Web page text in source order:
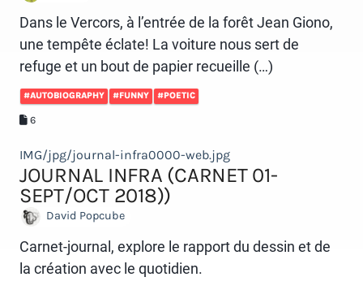
Dans le Vercors, à l’entrée de la forêt Jean Giono,
une tempête éclate! La voiture nous sert de
refuge et un bout de papier recueille (…)
#AUTOBIOGRAPHY #FUNNY #POETIC
6
IMG/jpg/journal-infra0000-web.jpg
JOURNAL INFRA (CARNET 01-
SEPT/OCT 2018))
David Popcube
Carnet-journal, explore le rapport du dessin et de
la création avec le quotidien.